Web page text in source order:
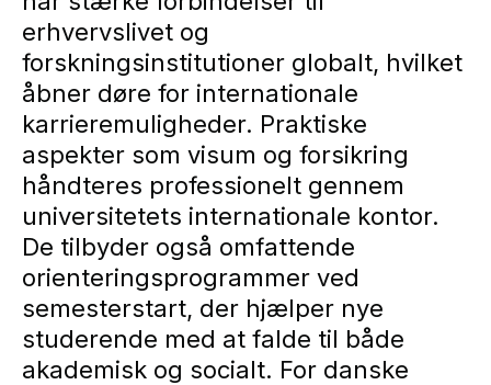
erhvervslivet og
forskningsinstitutioner globalt, hvilket
åbner døre for internationale
karrieremuligheder. Praktiske
aspekter som visum og forsikring
håndteres professionelt gennem
universitetets internationale kontor.
De tilbyder også omfattende
orienteringsprogrammer ved
semesterstart, der hjælper nye
studerende med at falde til både
akademisk og socialt. For danske